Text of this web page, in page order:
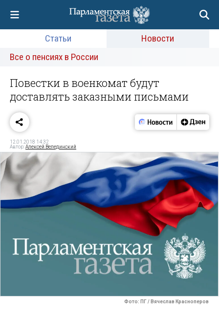
Статьи
Новости
Все о пенсиях в России
Повестки в военкомат будут
доставлять заказными письмами
12.01.2018 14:32
Автор:Алексей Велединский
Фото: ПГ / Вячеслав Красноперов